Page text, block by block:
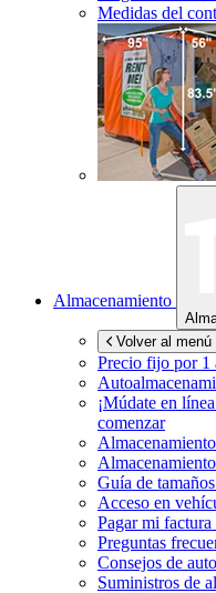
Medidas del
Almacenamiento
Volver al menú
Precio fijo por 1
¡Múdate en
comenzar
Guía de
Acceso en
Pagar mi
Preguntas
Consejos de
Suministros de